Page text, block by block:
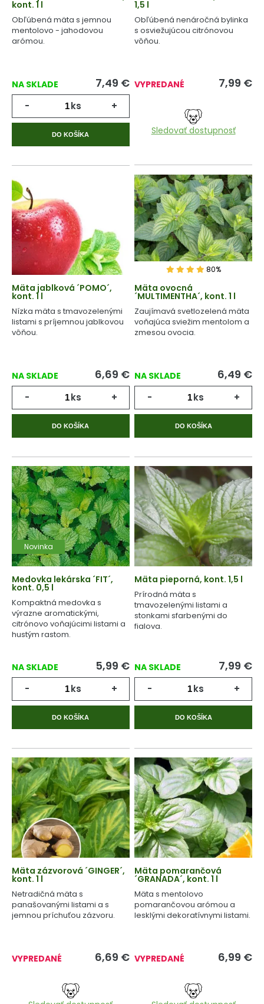
kont. 1 l
Obľúbená mäta s jemnou
mentolovo - jahodovou
arómou.
NA SKLADE 7,49 €
- ks +
DO KOŠÍKA
1,5 l
Obľúbená nenáročná bylinka
s osviežujúcou citrónovou
vôňou.
VYPREDANÉ 7,99 €
Sledovať dostupnosť
Mäta jablková ´POMO´,
kont. 1 l
Nízka mäta s tmavozelenými
listami s príjemnou jablkovou
vôňou.
NA SKLADE 6,69 €
- ks +
DO KOŠÍKA
80%
Mäta ovocná
´MULTIMENTHA´, kont. 1 l
Zaujímavá svetlozelená mäta
voňajúca sviežim mentolom a
zmesou ovocia.
NA SKLADE 6,49 €
- ks +
DO KOŠÍKA
Novinka
Medovka lekárska ´FIT´,
kont. 0,5 l
Kompaktná medovka s
výrazne aromatickými,
citrónovo voňajúcimi listami a
hustým rastom.
NA SKLADE 5,99 €
- ks +
DO KOŠÍKA
Mäta pieporná, kont. 1,5 l
Prírodná mäta s
tmavozelenými listami a
stonkami sfarbenými do
fialova.
NA SKLADE 7,99 €
- ks +
DO KOŠÍKA
Mäta zázvorová ´GINGER´,
kont. 1 l
Netradičná mäta s
panašovanými listami a s
jemnou príchuťou zázvoru.
VYPREDANÉ 6,69 €
Mäta pomarančová
´GRANADA´, kont. 1 l
Mäta s mentolovo
pomarančovou arómou a
lesklými dekoratívnymi listami.
VYPREDANÉ 6,99 €